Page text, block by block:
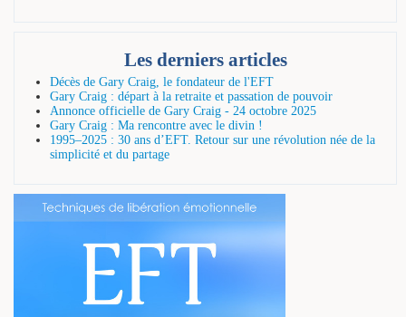
Les derniers articles
Décès de Gary Craig, le fondateur de l'EFT
Gary Craig : départ à la retraite et passation de pouvoir
Annonce officielle de Gary Craig - 24 octobre 2025
Gary Craig : Ma rencontre avec le divin !
1995–2025 : 30 ans d’EFT. Retour sur une révolution née de la
simplicité et du partage